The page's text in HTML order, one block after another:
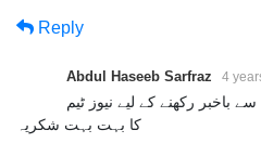
Reply
Abdul Haseeb Sarfraz 4
رکھنے کے لیے نیوز ٹیم
کا بہت بہت شکریہ